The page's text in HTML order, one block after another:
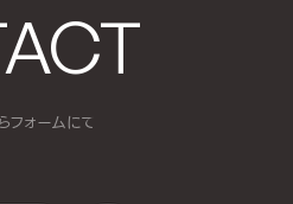
フォームにて